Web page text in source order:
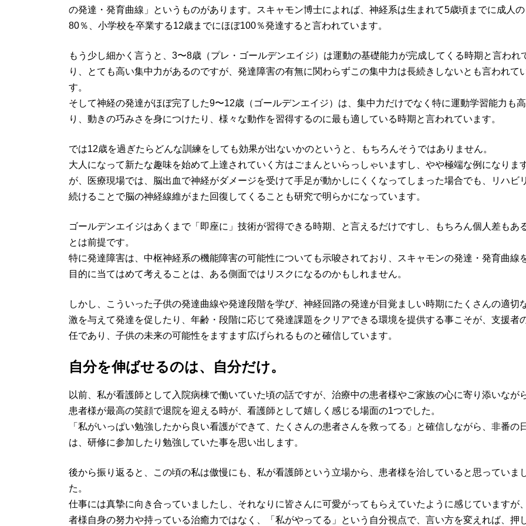
の発達・発育曲線」というものがあります。スキャモン博士によれば、神経系は生まれて5歳頃までに成人の
80％、小学校を卒業する12歳までにほぼ100％発達すると言われています。
もう少し細かく言うと、3〜8歳（プレ・ゴールデンエイジ）は運動の基礎能力が完成してくる時期と言われ
り、とても高い集中力があるのですが、発達障害の有無に関わらずこの集中力は長続きしないとも言われて
す。
そして神経の発達がほぼ完了した9〜12歳（ゴールデンエイジ）は、集中力だけでなく特に運動学習能力も高
り、動きの巧みさを身につけたり、様々な動作を習得するのに最も適している時期と言われています。
では12歳を過ぎたらどんな訓練をしても効果が出ないかのというと、もちろんそうではありません。
大人になって新たな趣味を始めて上達されていく方はごまんといらっしゃいますし、やや極端な例になりま
が、医療現場では、脳出血で神経がダメージを受けて手足が動かしにくくなってしまった場合でも、リハビ
続けることで脳の神経線維がまた回復してくることも研究で明らかになっています。
ゴールデンエイジはあくまで「即座に」技術が習得できる時期、と言えるだけですし、もちろん個人差もあ
とは前提です。
特に発達障害は、中枢神経系の機能障害の可能性についても示唆されており、スキャモンの発達・発育曲線
目的に当てはめて考えることは、ある側面ではリスクになるのかもしれません。
しかし、こういった子供の発達曲線や発達段階を学び、神経回路の発達が目覚ましい時期にたくさんの適切
激を与えて発達を促したり、年齢・段階に応じて発達課題をクリアできる環境を提供する事こそが、支援者
任であり、子供の未来の可能性をますます広げられるものと確信しています。
自分を伸ばせるのは、自分だけ。
以前、私が看護師として入院病棟で働いていた頃の話ですが、治療中の患者様やご家族の心に寄り添いながら
患者様が最高の笑顔で退院を迎える時が、看護師として嬉しく感じる場面の1つでした。
「私がいっぱい勉強したから良い看護ができて、たくさんの患者さんを救ってる」と確信しながら、非番の
は、研修に参加したり勉強していた事を思い出します。
後から振り返ると、この頃の私は傲慢にも、私が看護師という立場から、患者様を治していると思っていま
た。
仕事には真摯に向き合っていましたし、それなりに皆さんに可愛がってもらえていたように感じていますが
者様自身の努力や持っている治癒力ではなく、「私がやってる」という自分視点で、言い方を変えれば、押